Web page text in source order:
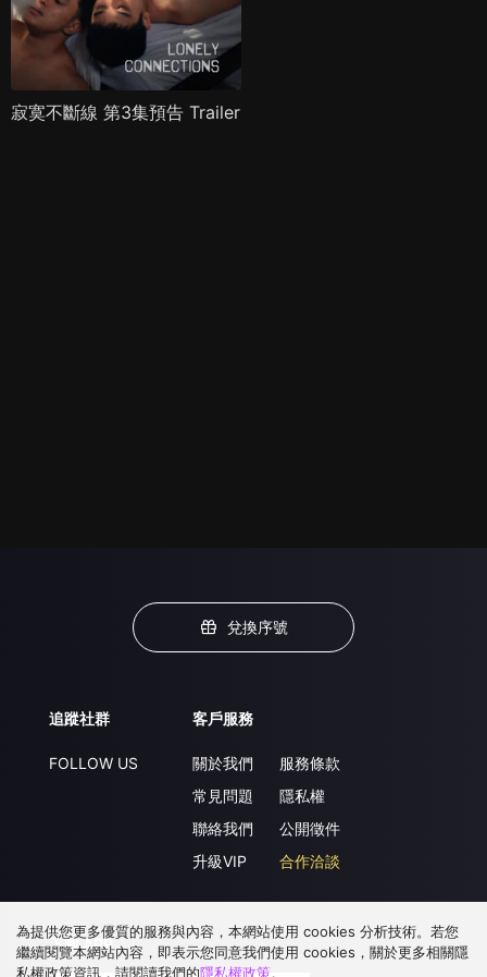
寂寞不斷線 第3集預告 Trailer
兌換序號
追蹤社群
FOLLOW US
客戶服務
關於我們
常見問題
聯絡我們
升級VIP
服務條款
隱私權
公開徵件
合作洽談
下載 APP
為提供您更多優質的服務與內容，本網站使用 cookies 分析技術。若您
繼續閱覽本網站內容，即表示您同意我們使用 cookies，關於更多相關隱
私權政策資訊，請閱讀我們的隱私權政策。